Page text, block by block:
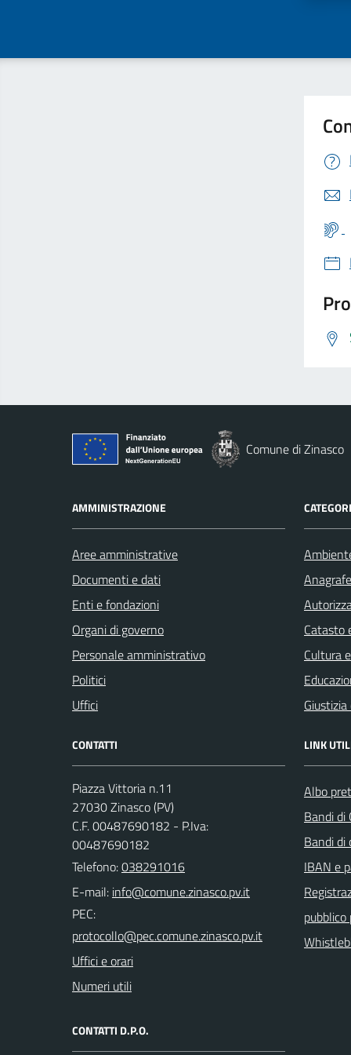
Comune di Zinasco
AMMINISTRAZIONE
Aree amministrative
Documenti e dati
Enti e fondazioni
Organi di governo
Personale amministrativo
Politici
Uffici
Catasto
Cultura
CONTATTI
Piazza Vittoria n.11
27030 Zinasco (PV)
C.F. 00487690182 - P.Iva:
00487690182
Telefono:038291016
E-mail:
PEC:
Uffici e orari
Numeri utili
CONTATTI D.P.O.
LINK
Albo
Bandi di
Bandi di
IBAN e